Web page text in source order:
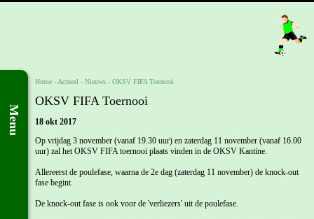
Menu
Home - Actueel - Nieuws - OKSV FIFA Toernooi
OKSV FIFA Toernooi
18 okt 2017
Op vrijdag 3 november (vanaf 19.30 uur) en zaterdag 11 november (vanaf 16.00
uur) zal het OKSV FIFA toernooi plaats vinden in de OKSV Kantine.
Allereerst de poulefase, waarna de 2e dag (zaterdag 11 november) de knock-out
fase begint.
De knock-out fase is ook voor de 'verliezers' uit de poulefase.